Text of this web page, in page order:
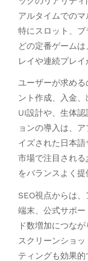
アルタイムでのマ
特にスロット、
どの定番ゲーム
レイや連続プレイ
ユーザーが求め
ント作成、入金
UI設計や、生体
ョンの導入は、
イズされた日本語
市場で注目される
をバランスよく提
SEO視点からは
端末、公式サポ
ド数増加につな
スクリーンショ
ティングも効果